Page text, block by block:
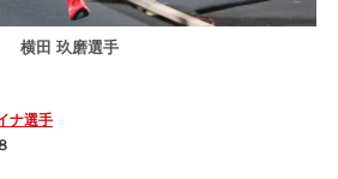
横田 玖磨選手
ナ選手